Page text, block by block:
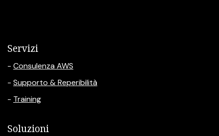
Servizi
- Consulenza AWS
- Supporto & Reperibilità
- Training
Soluzioni